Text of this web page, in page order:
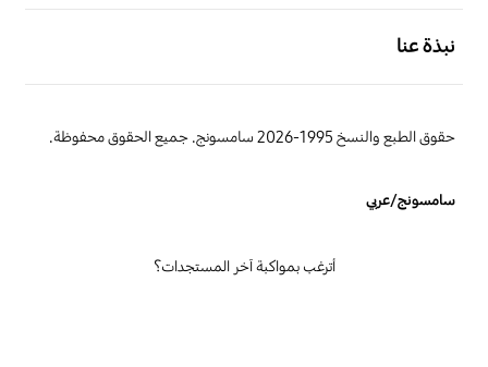
نبذة عنا
حقوق الطبع والنسخ 1995-2026 سامسونج. جميع الحقوق محفوظة.
سامسونج/عربي
أترغب بمواكبة آخر المستجدات؟